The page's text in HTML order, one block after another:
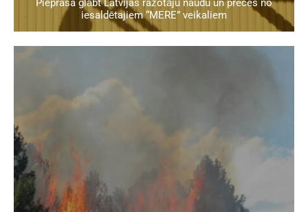
Pieprasa glābt Latvijas ražotāju naudu un preces no
iesaldētajiem “MERE” veikaliem